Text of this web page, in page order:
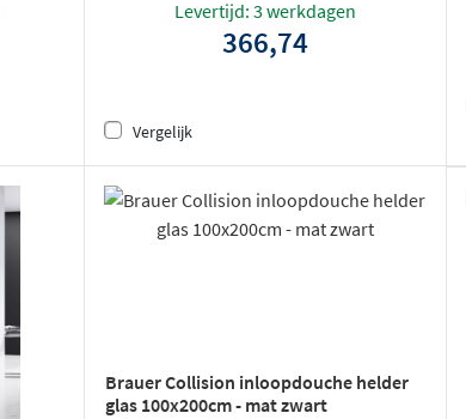
Levertijd: 3 werkdagen
366,74
Vergelijk
Brauer Collision inloopdouche helder
glas 100x200cm - mat zwart